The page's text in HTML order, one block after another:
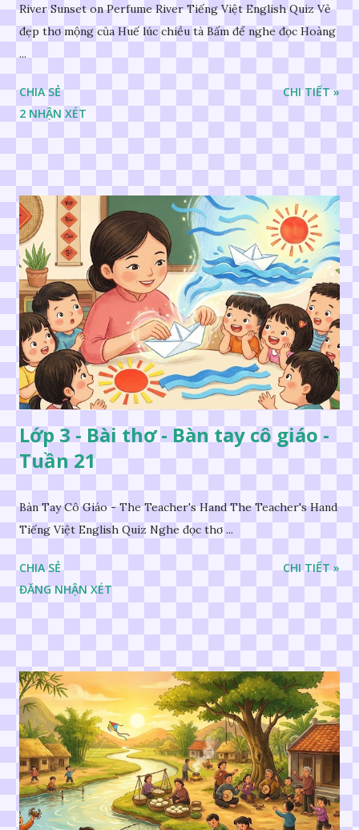
River Sunset on Perfume River Tiếng Việt English Quiz Vẻ
đẹp thơ mộng của Huế lúc chiều tà Bấm để nghe đọc Hoàng
...
CHIA SẺ
2 NHẬN XÉT
CHI TIẾT »
Lớp 3 - Bài thơ - Bàn tay cô giáo -
Tuần 21
Bàn Tay Cô Giáo - The Teacher's Hand The Teacher's Hand
Tiếng Việt English Quiz Nghe đọc thơ ...
CHIA SẺ
ĐĂNG NHẬN XÉT
CHI TIẾT »